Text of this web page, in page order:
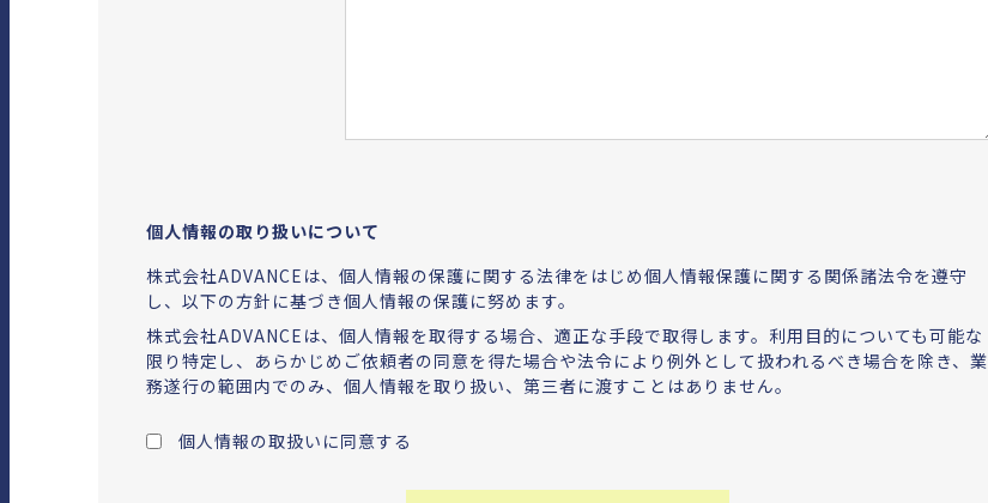
個人情報の取り扱いについて
株式会社ADVANCEは、個人情報の保護に関する法律をはじめ個人情報保護に関する関係諸法令を遵守
し、以下の方針に基づき個人情報の保護に努めます。
株式会社ADVANCEは、個人情報を取得する場合、適正な手段で取得します。利用目的についても可能な
限り特定し、あらかじめご依頼者の同意を得た場合や法令により例外として扱われるべき場合を除き、業
務遂行の範囲内でのみ、個人情報を取り扱い、第三者に渡すことはありません。
個人情報の取扱いに同意する